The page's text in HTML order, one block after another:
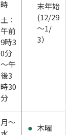
時
土：
午前
9時3
0分
～午
後3
時30
分
末年始
(12/29
～1/
3）
月～
木曜